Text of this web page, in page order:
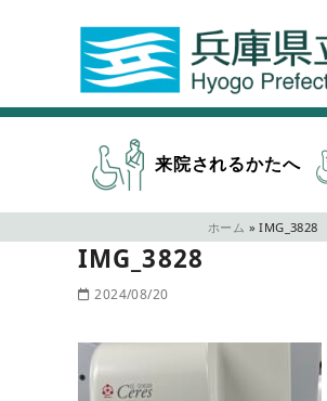
来院されるかたへ
ホーム » IMG_3828
IMG_3828
2024/08/20